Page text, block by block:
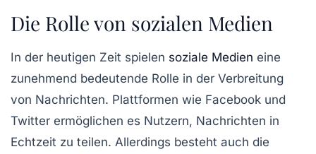
Die Rolle von sozialen Medien
In der heutigen Zeit spielen soziale Medien eine
zunehmend bedeutende Rolle in der Verbreitung
von Nachrichten. Plattformen wie Facebook und
Twitter ermöglichen es Nutzern, Nachrichten in
Echtzeit zu teilen. Allerdings besteht auch die